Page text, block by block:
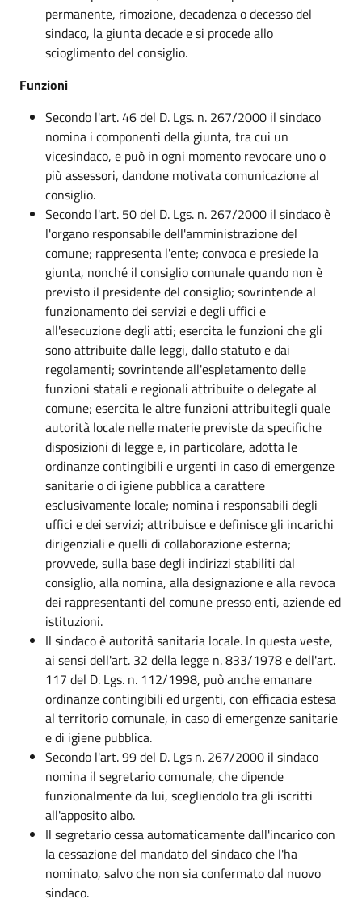
permanente, rimozione, decadenza o decesso del
sindaco, la giunta decade e si procede allo
scioglimento del consiglio.
Funzioni
Secondo l'art. 46 del D. Lgs. n. 267/2000 il sindaco
nomina i componenti della giunta, tra cui un
vicesindaco, e può in ogni momento revocare uno o
più assessori, dandone motivata comunicazione al
consiglio.
Secondo l'art. 50 del D. Lgs. n. 267/2000 il sindaco è
l'organo responsabile dell'amministrazione del
comune; rappresenta l'ente; convoca e presiede la
giunta, nonché il consiglio comunale quando non è
previsto il presidente del consiglio; sovrintende al
funzionamento dei servizi e degli uffici e
all'esecuzione degli atti; esercita le funzioni che gli
sono attribuite dalle leggi, dallo statuto e dai
regolamenti; sovrintende all'espletamento delle
funzioni statali e regionali attribuite o delegate al
comune; esercita le altre funzioni attribuitegli quale
autorità locale nelle materie previste da specifiche
disposizioni di legge e, in particolare, adotta le
ordinanze contingibili e urgenti in caso di emergenze
sanitarie o di igiene pubblica a carattere
esclusivamente locale; nomina i responsabili degli
uffici e dei servizi; attribuisce e definisce gli incarichi
dirigenziali e quelli di collaborazione esterna;
provvede, sulla base degli indirizzi stabiliti dal
consiglio, alla nomina, alla designazione e alla revoca
dei rappresentanti del comune presso enti, aziende ed
istituzioni.
Il sindaco è autorità sanitaria locale. In questa veste,
ai sensi dell'art. 32 della legge n. 833/1978 e dell'art.
117 del D. Lgs. n. 112/1998, può anche emanare
ordinanze contingibili ed urgenti, con efficacia estesa
al territorio comunale, in caso di emergenze sanitarie
e di igiene pubblica.
Secondo l'art. 99 del D. Lgs n. 267/2000 il sindaco
nomina il segretario comunale, che dipende
funzionalmente da lui, scegliendolo tra gli iscritti
all'apposito albo.
Il segretario cessa automaticamente dall'incarico con
la cessazione del mandato del sindaco che l'ha
nominato, salvo che non sia confermato dal nuovo
sindaco.